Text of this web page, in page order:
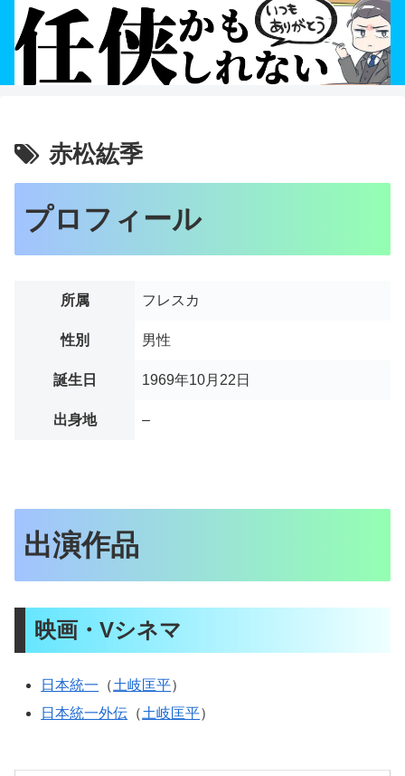
赤松紘季
プロフィール
所属 フレスカ
性別 男性
誕生日 1969年10月22日
出身地 –
出演作品
映画・Vシネマ
日本統一 （土岐匡平）
日本統一外伝 （土岐匡平）